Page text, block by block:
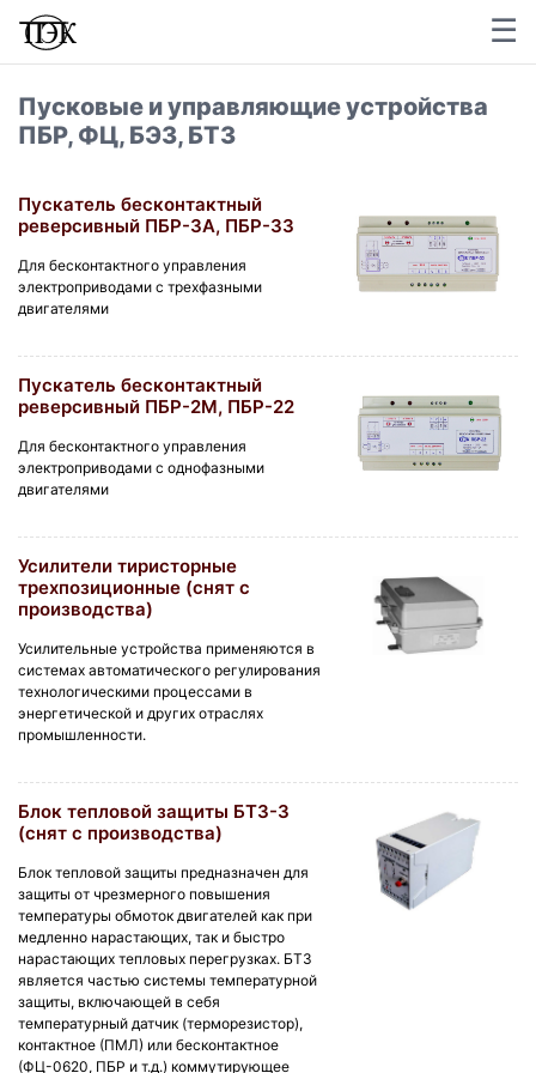
☰
×
Пусковые и управляющие устройства
ПБР, ФЦ, БЭЗ, БТЗ
Пускатель бесконтактный
реверсивный ПБР-3А, ПБР-33
Для бесконтактного управления
электроприводами с трехфазными
двигателями
Пускатель бесконтактный
реверсивный ПБР-2М, ПБР-22
Для бесконтактного управления
электроприводами с однофазными
двигателями
Усилители тиристорные
трехпозиционные (снят с
производства)
Усилительные устройства применяются в
системах автоматического регулирования
технологическими процессами в
энергетической и других отраслях
промышленности.
Блок тепловой защиты БТЗ-3
(снят с производства)
Блок тепловой защиты предназначен для
защиты от чрезмерного повышения
температуры обмоток двигателей как при
медленно нарастающих, так и быстро
нарастающих тепловых перегрузках. БТЗ
является частью системы температурной
защиты, включающей в себя
температурный датчик (терморезистор),
контактное (ПМЛ) или бесконтактное
(ФЦ-0620, ПБР и т.д.) коммутирующее